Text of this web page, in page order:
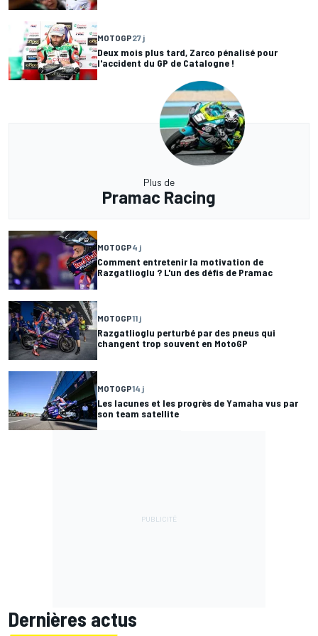
MOTOGP27 j
Deux mois plus tard, Zarco pénalisé pour
l'accident du GP de Catalogne !
Plus de
Pramac Racing
MOTOGP4 j
Comment entretenir la motivation de
Razgatlioglu ? L'un des défis de Pramac
MOTOGP11 j
Razgatlioglu perturbé par des pneus qui
changent trop souvent en MotoGP
MOTOGP14 j
Les lacunes et les progrès de Yamaha vus par
son team satellite
Dernières actus